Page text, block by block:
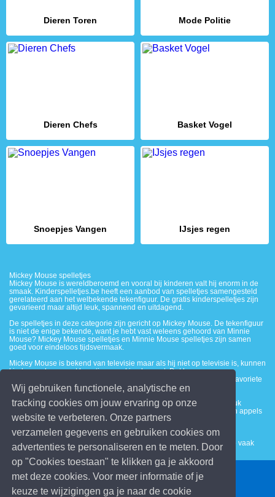
Wij gebruiken functionele, analytische en
tracking cookies om jouw ervaring op onze
website te verbeteren. Onze partners
verzamelen gegevens en gebruiken cookies om
advertenties te personaliseren en te meten. Door
op "Cookies toestaan" te klikken ga je akkoord
met deze cookies. Voor meer informatie of je
keuze te wijzigingen ga je naar de cookie
Dieren Toren Mode Politie
Dieren Chefs Basket Vogel
Snoepjes Vangen IJsjes regen
Mickey Mouse spelletjes
Mickey Mouse is wereldberoemd en vooral bij kinderen valt hij enorm in de
smaak. Kinderspelletjes.be heeft een aanbod van spelletjes samengesteld
gerelateerd aan het welbekende tekenfiguur. De gratis kinderspelletjes zijn
gevarieerd maar altijd leuk, spannend en uitdagend.
De spelletjes in deze categorie zijn gericht op Mickey Mouse. De tekenfiguur
is niet de enige bekende, want je hebt vast weleens gehoord van Minnie
Mouse? Mickey Mouse spelletjes en Minnie Mouse spelletjes zijn samen
goed voor eindeloos tijdsvermaak.
Mickey Mouse is bekend van televisie maar als hij niet op televisie is, kunnen
kinderen alsnog met hem ‘in aanraking komen’. Dat kan op
Kinderspelletjes.be. Zo kunnen kinderen spelletjes spelen van hun favoriete
tekenfiguur, namelijk Mickey Mouse. Of natuurlijk Minnie Mouse.
Online spelletjes op Kinderspelletjes.be zijn gratis te spelen. Een leuk
Mickey Mouse spel is appel vangen! Hier moet je zorgen dat er geen appels
op de grond vallen!
Een ander super leuk Mickey Mouse spelletje is Mickey en Donald
Hooghouden. Hier moeten Mickey Mouse en Donald Duck de bal zo vaak
mogelijk hoog houden.
© 2026 Kinderspelletjes.be